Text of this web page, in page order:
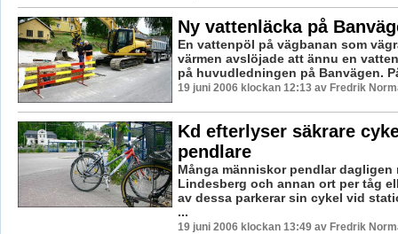
Ny vattenläcka på
En vattenpöl på vägbanan som
värmen avslöjade att ännu en
på huvudledningen på Banvägen.
19 juni 2006 klockan 12:13 av Fredrik
Kd efterlyser säkrare
pendlare
Många människor pendlar dagligen
Lindesberg och annan ort per tåg
av dessa parkerar sin cykel vid
...
19 juni 2006 klockan 13:49 av Fredrik